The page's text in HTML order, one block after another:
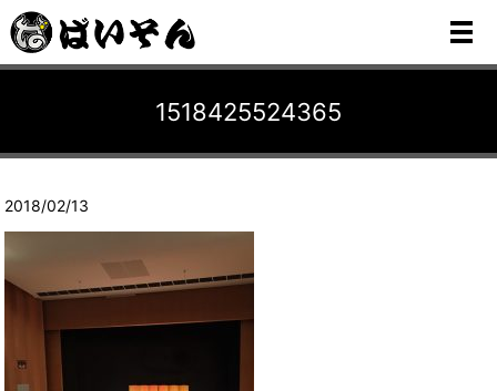
メ
1518425524365
2018/02/13